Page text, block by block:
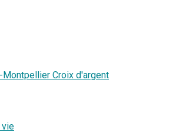
Croix d'argent
vie